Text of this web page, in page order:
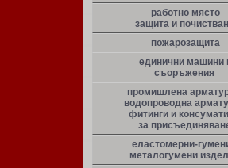
работно място
защита и
пожарозащита
единични машини
съоръжения
промишлена
водопроводна
фитинги и
за
еластомерни-
металогумени